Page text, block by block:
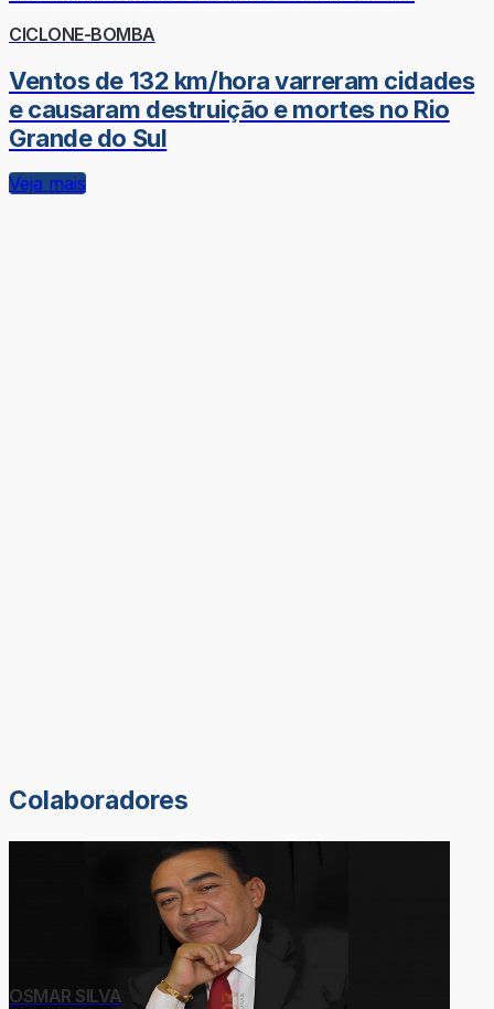
CICLONE-BOMBA
Ventos de 132 km/hora varreram cidades
e causaram destruição e mortes no Rio
Grande do Sul
Veja mais
Colaboradores
OSMAR SILVA